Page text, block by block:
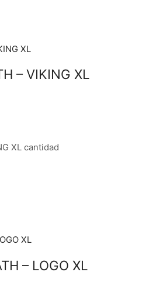
– VIKING XL
XL cantidad
– LOGO XL